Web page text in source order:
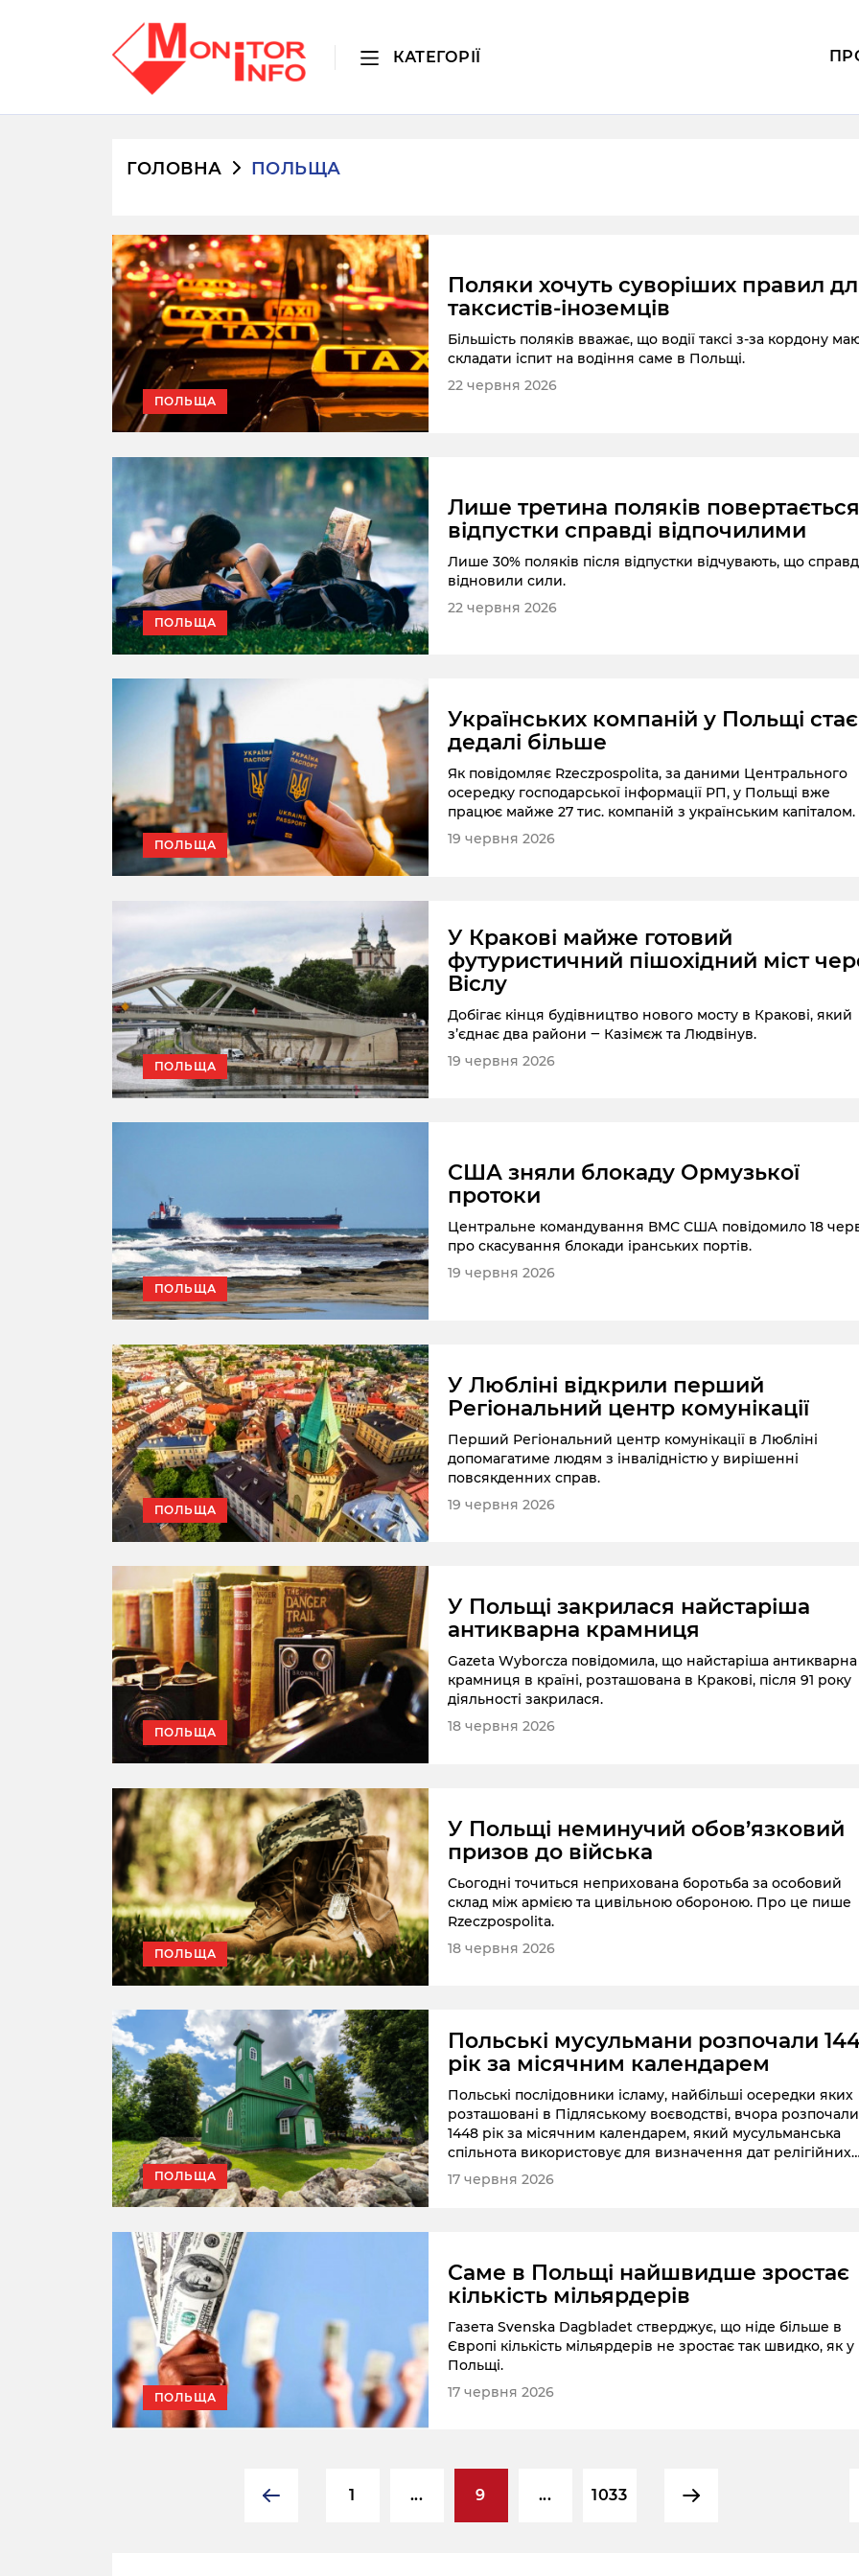
КАТЕГОРІЇ
ГОЛОВНА ПОЛЬЩА
ПОЛЬЩА
Поляки хочуть суворіших правил
таксистів-іноземців
Більшість поляків вважає, що водії таксі з-за кордону
складати іспит на водіння саме в Польщі.
22 червня 2026
ПОЛЬЩА
Лише третина поляків
відпустки справді відпочилими
Лише 30% поляків після відпустки відчувають, що
відновили сили.
22 червня 2026
ПОЛЬЩА
Українських компаній у Польщі стає
дедалі більше
Як повідомляє Rzeczpospolita, за даними Центрального
осередку господарської інформації РП, у Польщі вже
працює майже 27 тис. компаній з українським капіталом.
19 червня 2026
ПОЛЬЩА
У Кракові майже готовий
футуристичний пішохідний міст
Віслу
Добігає кінця будівництво нового мосту в Кракові, який
з’єднає два райони ‒ Казімєж та Людвінув.
19 червня 2026
ПОЛЬЩА
США зняли блокаду Ормузької
протоки
Центральне командування ВМС США повідомило 18
про скасування блокади іранських портів.
19 червня 2026
ПОЛЬЩА
У Любліні відкрили перший
Регіональний центр комунікації
Перший Регіональний центр комунікації в Любліні
допомагатиме людям з інвалідністю у вирішенні
повсякденних справ.
19 червня 2026
ПОЛЬЩА
У Польщі закрилася найстаріша
антикварна крамниця
Gazeta Wyborcza повідомила, що найстаріша антикварна
крамниця в країні, розташована в Кракові, після 91 року
діяльності закрилася.
18 червня 2026
ПОЛЬЩА
У Польщі неминучий обов’язковий
призов до війська
Сьогодні точиться неприхована боротьба за особовий
склад між армією та цивільною обороною. Про це пише
Rzeczpospolita.
18 червня 2026
ПОЛЬЩА
Польські мусульмани розпочали
рік за місячним календарем
Польські послідовники ісламу, найбільші осередки яких
розташовані в Підляському воєводстві, вчора розпочали
1448 рік за місячним календарем, який мусульманська
спільнота використовує для визначення дат релігійних
урочистостей.
17 червня 2026
ПОЛЬЩА
Саме в Польщі найшвидше зростає
кількість мільярдерів
Газета Svenska Dagbladet стверджує, що ніде більше в
Європі кількість мільярдерів не зростає так швидко, як у
Польщі.
17 червня 2026
1 ... 9 ... 1033